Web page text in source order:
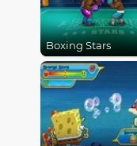
Boxing Stars